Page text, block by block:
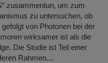
zusammentun, um zum
zu untersuchen, ob
von Photonen bei der
wirksamer ist als die
Die Studie ist Teil einer
Rahmen....